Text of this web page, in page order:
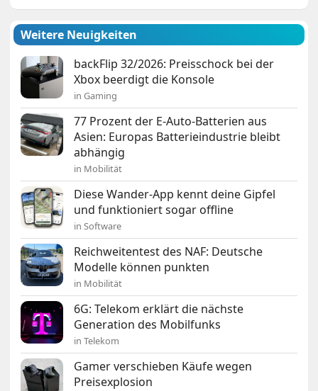
Weitere Neuigkeiten
backFlip 32/2026: Preisschock bei der
Xbox beerdigt die Konsole
in Gaming
77 Prozent der E-Auto-Batterien aus
Asien: Europas Batterieindustrie bleibt
abhängig
in Mobilität
Diese Wander-App kennt deine Gipfel
und funktioniert sogar offline
in Software
Reichweitentest des NAF: Deutsche
Modelle können punkten
in Mobilität
6G: Telekom erklärt die nächste
Generation des Mobilfunks
in Telekom
Gamer verschieben Käufe wegen
Preisexplosion